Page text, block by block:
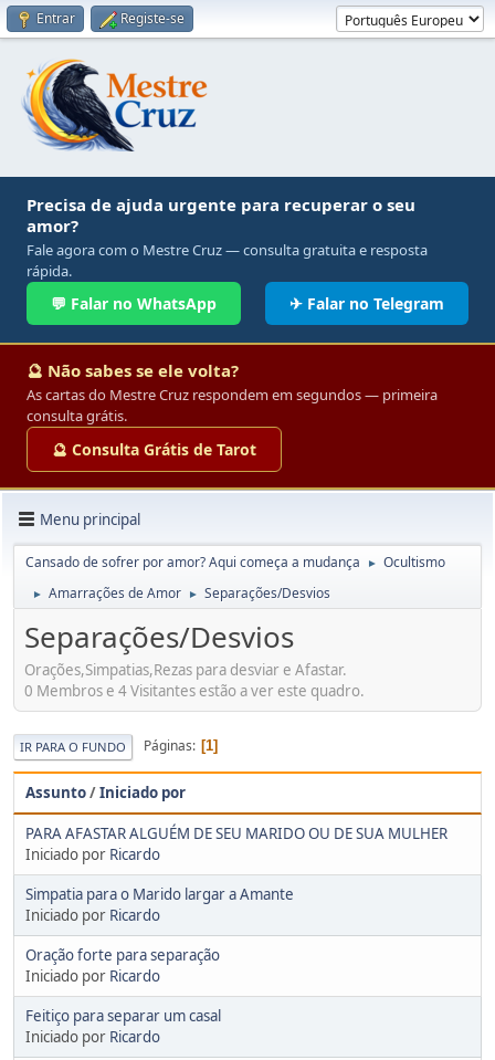
Entrar Registe-se
Precisa de ajuda urgente para recuperar o seu
amor?
Fale agora com o Mestre Cruz — consulta gratuita e resposta
rápida.
💬 Falar no WhatsApp ✈ Falar no Telegram
🔮 Não sabes se ele volta?
As cartas do Mestre Cruz respondem em segundos — primeira
consulta grátis.
🔮 Consulta Grátis de Tarot
Menu principal
Cansado de sofrer por amor? Aqui começa a mudança ► Ocultismo
► Amarrações de Amor ► Separações/Desvios
Separações/Desvios
Orações,Simpatias,Rezas para desviar e Afastar.
0 Membros e 4 Visitantes estão a ver este quadro.
IR PARA O FUNDO Páginas 1
Assunto/Iniciado por
PARA AFASTAR ALGUÉM DE SEU MARIDO OU DE SUA MULHER
Iniciado por Ricardo
Simpatia para o Marido largar a Amante
Iniciado por Ricardo
Oração forte para separação
Iniciado por Ricardo
Feitiço para separar um casal
Iniciado por Ricardo